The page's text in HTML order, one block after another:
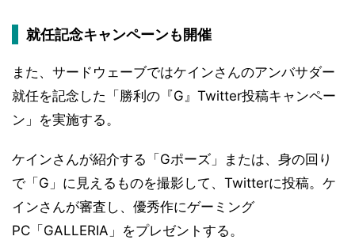
就任記念キャンペーンも開催
また、サードウェーブではケインさんのアンバサダー
就任を記念した「勝利の『G』Twitter投稿キャンペー
ン」を実施する。
ケインさんが紹介する「Gポーズ」または、身の回り
で「G」に見えるものを撮影して、Twitterに投稿。ケ
インさんが審査し、優秀作にゲーミング
PC「GALLERIA」をプレゼントする。